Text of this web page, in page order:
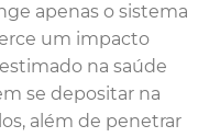
apenas o sistema
um impacto
na saúde
se depositar na
além de penetrar